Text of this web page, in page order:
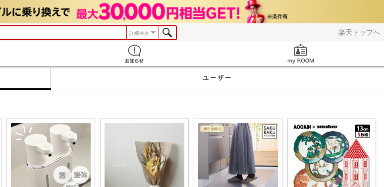
楽天トップへ
詳細検索
ユーザー